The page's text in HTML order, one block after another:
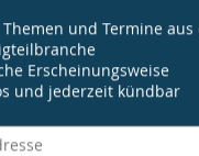
und Termine aus
Erscheinungsweise
und jederzeit kündbar
Bauen im
31. Ausgabe der